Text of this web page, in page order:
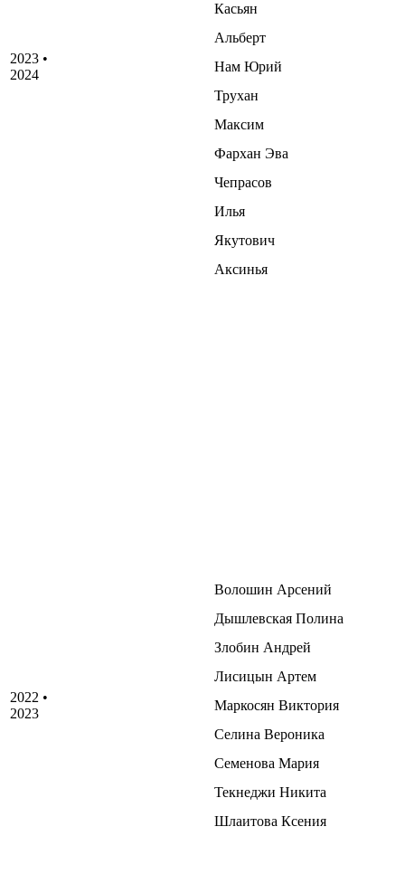
2023 •
2024
Касьян
Альберт
Нам Юрий
Трухан
Максим
Фархан Эва
Чепрасов
Илья
Якутович
Аксинья
2022 •
2023
Волошин Арсений
Дышлевская Полина
Злобин Андрей
Лисицын Артем
Маркосян Виктория
Селина Вероника
Семенова Мария
Текнеджи Никита
Шлаитова Ксения